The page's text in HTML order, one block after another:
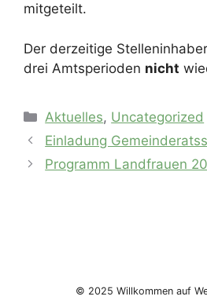
mitgeteilt.
Der derzeitige
drei Amtsperioden nicht
Kategorien
Aktuelles, Uncategorized
Einladung
Programm Landfrauen
© 2025 Willkommen auf